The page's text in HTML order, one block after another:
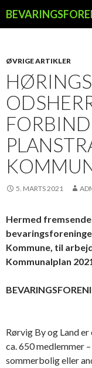
ØVRIGE ARTIKLER
5. MARTS 2021
Hermed
Kommune, til
Kommunalplan
Rørvig By og Land
ca. 650 medlemmer
sommerbolig eller